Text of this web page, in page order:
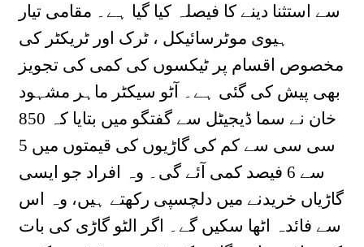
سے استثنا دینے کا فیصلہ کیا گیا ہے۔ مقامی تیار
ہیوی موٹرسائیکل ، ٹرک اور ٹریکٹر کی
مخصوص اقسام پر ٹیکسوں کی کمی کی تجویز
بھی پیش کی گئی ہے۔ آٹو سیکٹر ماہر مشہود
خان نے سما ڈیجیٹل سے گفتگو میں بتایا کہ 850
سی سی سے کم کی گاڑیوں کی قیمتوں میں 5
سے 6 فیصد کمی آئے گی۔ وہ افراد جو ایسی
گاڑیاں خریدنے میں دلچسپی رکھتے ہیں، وہ اس
سے فائدہ اٹھا سکیں گے۔ اگر الٹو گاڑی کی بات